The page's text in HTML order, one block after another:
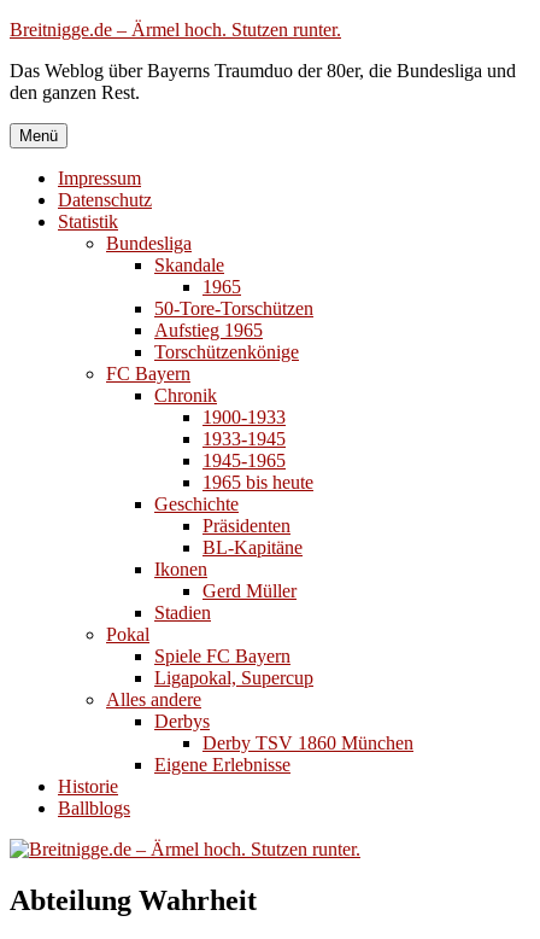
Zum
springen
Breitnigge.de – Ärmel hoch. Stutzen runter.
Das Weblog über Bayerns Traumduo der 80er, die Bundesliga und
den ganzen Rest.
Menü
Impressum
Datenschutz
Statistik
Bundesliga
Skandale
1965
50-Tore-Torschützen
Aufstieg 1965
Torschützenkönige
FC Bayern
Chronik
1900-1933
1933-1945
1945-1965
1965 bis heute
Geschichte
Präsidenten
BL-Kapitäne
Ikonen
Gerd Müller
Stadien
Pokal
Spiele FC Bayern
Ligapokal, Supercup
Alles andere
Derbys
Derby TSV 1860 München
Eigene Erlebnisse
Historie
Ballblogs
Abteilung Wahrheit